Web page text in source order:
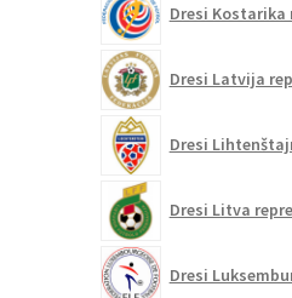
Dresi Kostarika
Dresi Latvija
Dresi
Dresi Litva
Dresi